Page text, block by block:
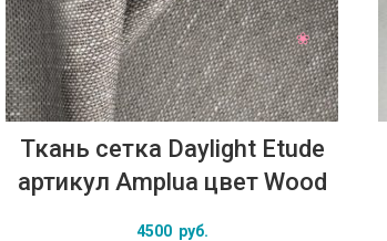
Ткань сетка Daylight Etude
артикул Amplua цвет Wood
4500 руб.